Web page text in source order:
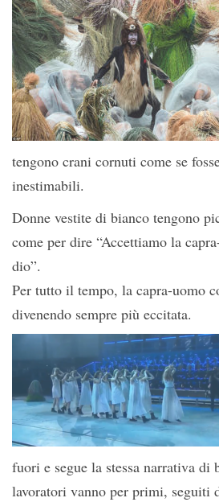
tengono crani cornuti come se
inestimabili.
Donne vestite di bianco tengono
come per dire “Accettiamo la
dio”.
Per tutto il tempo, la capra-uomo
divenendo sempre più eccitata.
fuori e segue la stessa narrativa di
lavoratori vanno per primi, seguiti